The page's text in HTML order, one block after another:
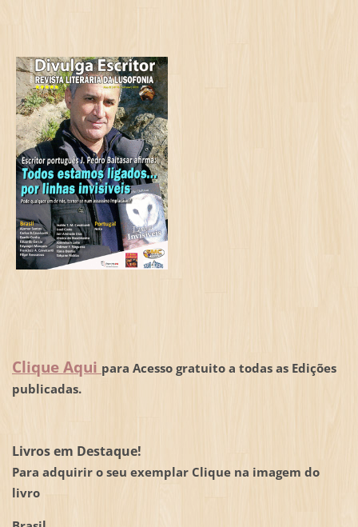
Clique Aqui para Acesso gratuito a todas as Edições
publicadas.
Livros em Destaque!
Para adquirir o seu exemplar Clique na imagem do
livro